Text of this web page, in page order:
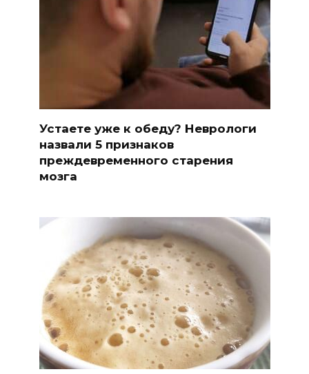
Устаете уже к обеду? Неврологи
назвали 5 признаков
преждевременного старения
мозга